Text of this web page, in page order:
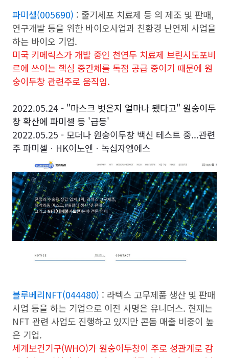
파미셀(005690) : 줄기세포 치료제 등 의 제조 및 판매,
연구개발 등을 위한 바이오사업과 친환경 난연제 사업을
하는 바이오 기업.
미국 키메릭스가 개발 중인 천연두 치료제 브린시도포비
르에 쓰이는 핵심 중간체를 독점 공급 중이기 때문에 원
숭이두창 관련주로 움직임.
2022.05.24 - "마스크 벗은지 얼마나 됐다고" 원숭이두
창 확산에 파미셀 등 '급등'
2022.05.25 - 모더나 원숭이두창 백신 테스트 중...관련
주 파미셀ㆍHK이노엔ㆍ녹십자엠에스
블루베리NFT(044480) : 라텍스 고무제품 생산 및 판매
사업 등을 하는 기업으로 이전 사명은 유니더스. 현재는
NFT 관련 사업도 진행하고 있지만 콘돔 매출 비중이 높
은 기업.
세계보건기구(WHO)가 원숭이두창이 주로 성관계로 감